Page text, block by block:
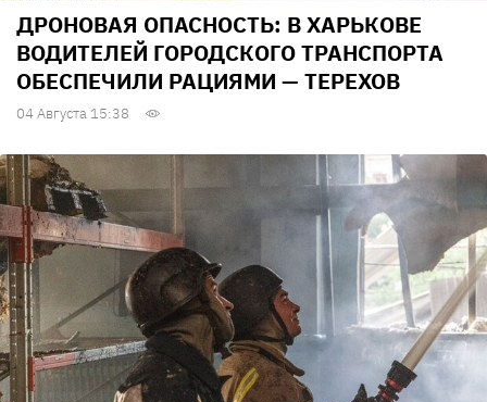
ДРОНОВАЯ ОПАСНОСТЬ: В ХАРЬКОВЕ
ВОДИТЕЛЕЙ ГОРОДСКОГО ТРАНСПОРТА
ОБЕСПЕЧИЛИ РАЦИЯМИ — ТЕРЕХОВ
04 Августа 15:38